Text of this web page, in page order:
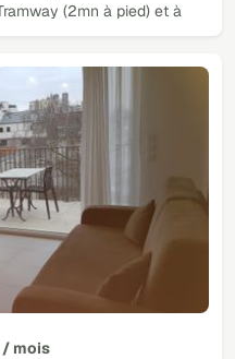
(2mn à pied) et à
mois